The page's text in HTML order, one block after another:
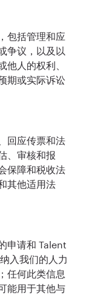
包括管理和应
争议，以及以
人的权利、
期或实际诉讼
回应传票和法
、审核和报
保障和税收法
其他适用法
申请和 Talent
入我们的人力
任何此类信息
能用于其他与